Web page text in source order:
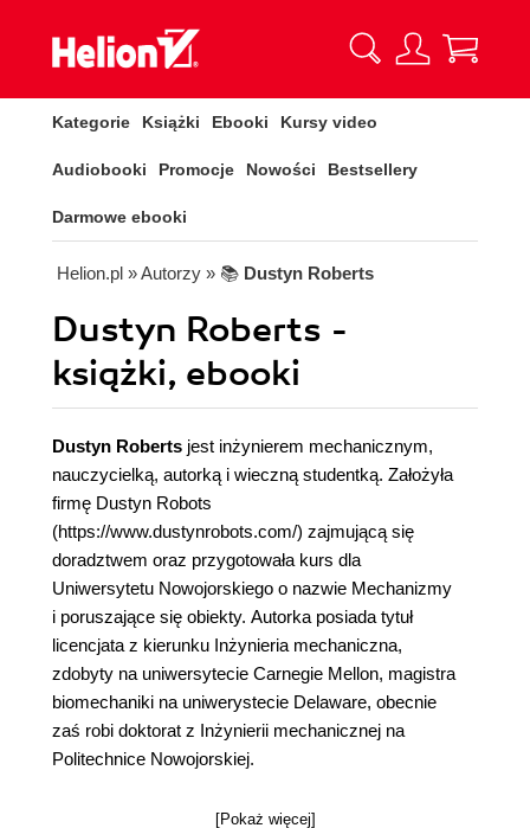
Kategorie Książki Ebooki Kursy video
Audiobooki Promocje Nowości Bestsellery
Darmowe ebooki
Helion.pl » Autorzy » 📚 Dustyn Roberts
Dustyn Roberts -
książki, ebooki
Dustyn Roberts jest inżynierem mechanicznym,
nauczycielką, autorką i wieczną studentką. Założyła
firmę Dustyn Robots
(https://www.dustynrobots.com/) zajmującą się
doradztwem oraz przygotowała kurs dla
Uniwersytetu Nowojorskiego o nazwie Mechanizmy
i poruszające się obiekty. Autorka posiada tytuł
licencjata z kierunku Inżynieria mechaniczna,
zdobyty na uniwersytecie Carnegie Mellon, magistra
biomechaniki na uniwerystecie Delaware, obecnie
zaś robi doktorat z Inżynierii mechanicznej na
Politechnice Nowojorskiej.
[Pokaż więcej]